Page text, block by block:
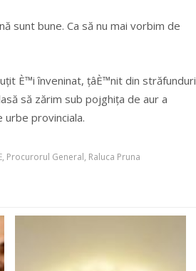
sunt bune. Ca să nu mai vorbim de
È™i înveninat, țâÈ™nit din străfunduri
să zărim sub pojghița de aur a
provinciala.
, Procurorul General, Raluca Pruna